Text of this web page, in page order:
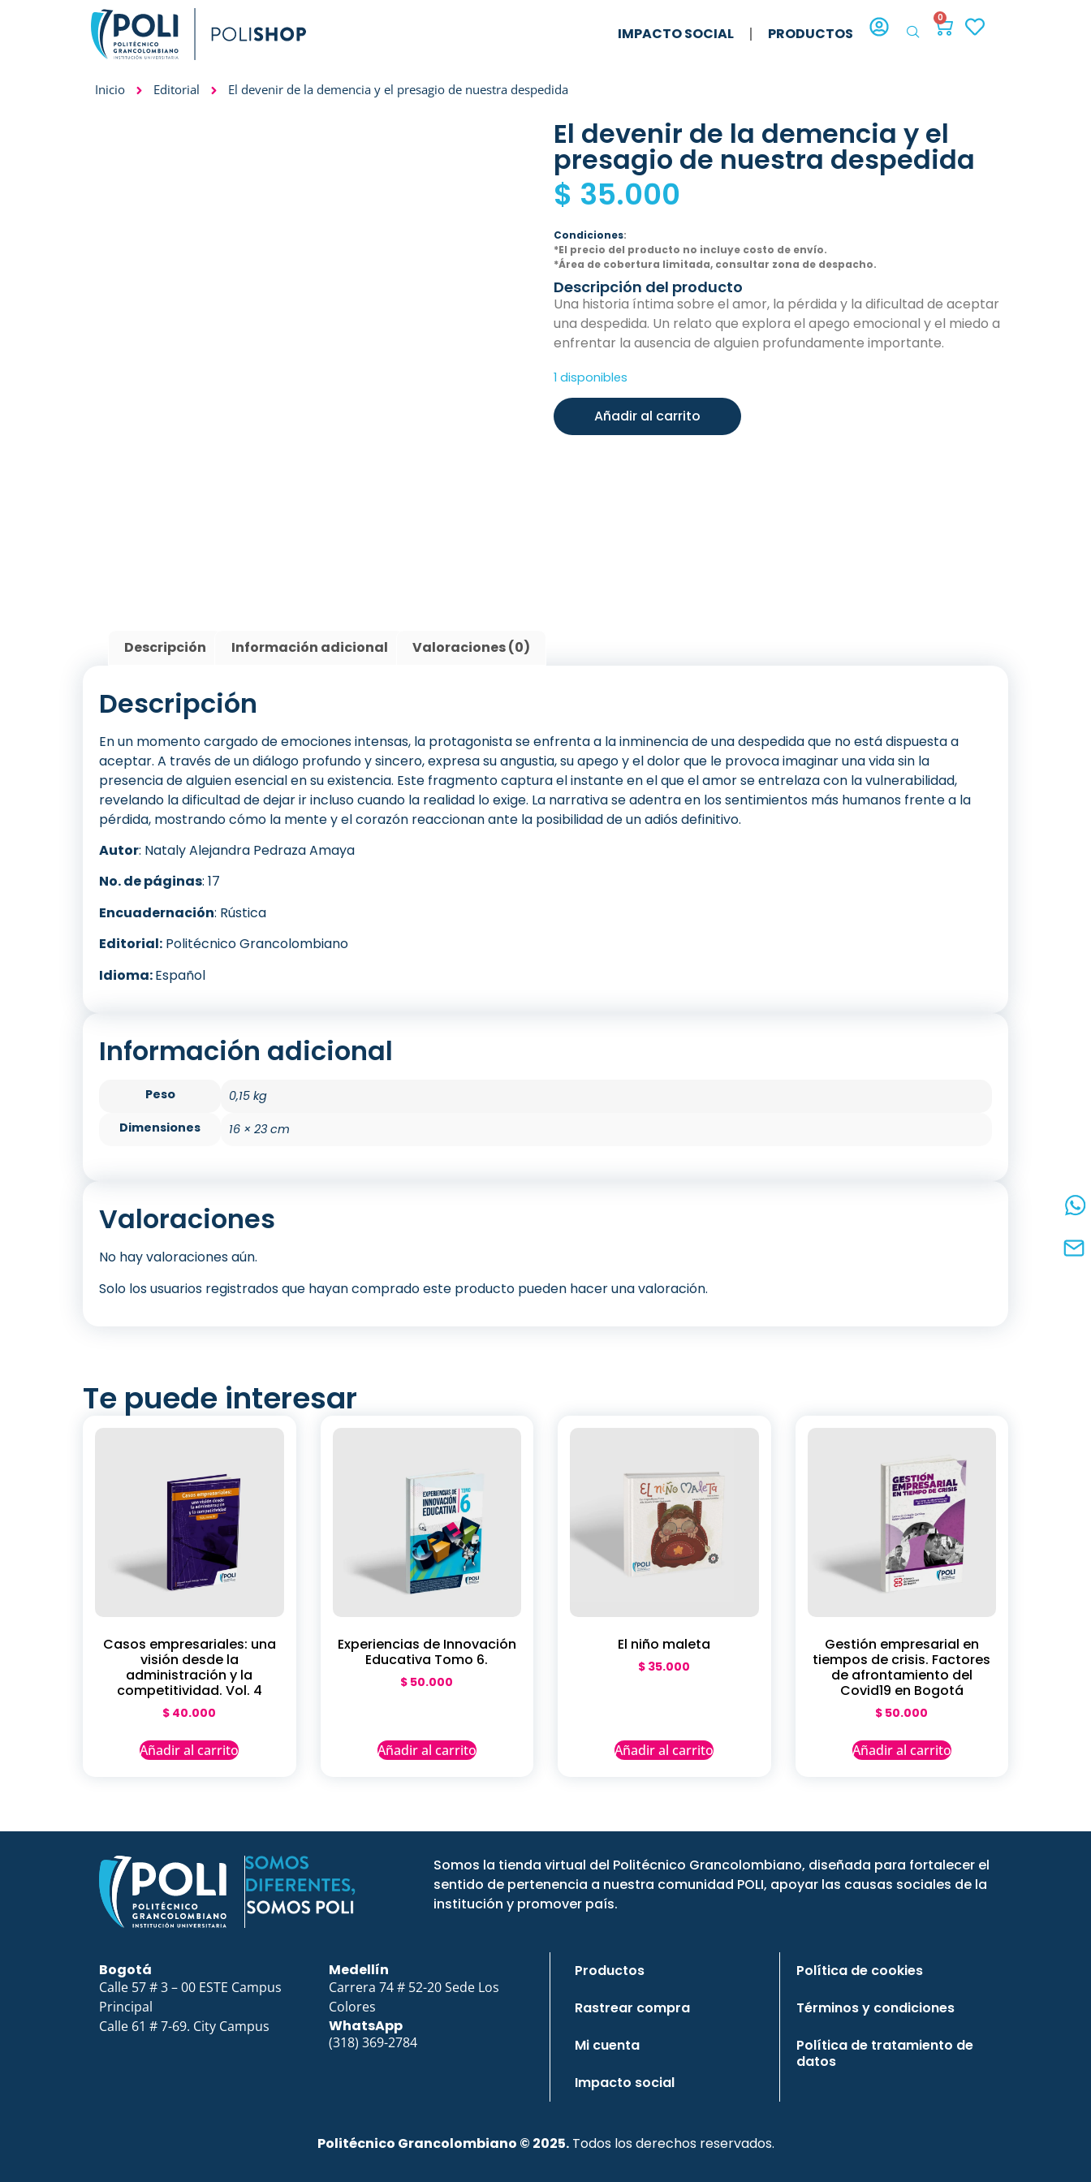
IMPACTO SOCIAL PRODUCTOS
0
Inicio Editorial El devenir de la demencia y el presagio de nuestra despedida
El devenir de la demencia y el
presagio de nuestra despedida
$ 35.000
Condiciones:
*El precio del producto no incluye costo de envío.
*Área de cobertura limitada, consultar zona de despacho.
Descripción del producto
Una historia íntima sobre el amor, la pérdida y la dificultad de aceptar
una despedida. Un relato que explora el apego emocional y el miedo a
enfrentar la ausencia de alguien profundamente importante.
1 disponibles
Añadir al carrito
Descripción Información adicional Valoraciones (0)
Descripción
En un momento cargado de emociones intensas, la protagonista se enfrenta a la inminencia de una despedida que no está dispuesta a
aceptar. A través de un diálogo profundo y sincero, expresa su angustia, su apego y el dolor que le provoca imaginar una vida sin la
presencia de alguien esencial en su existencia. Este fragmento captura el instante en el que el amor se entrelaza con la vulnerabilidad,
revelando la dificultad de dejar ir incluso cuando la realidad lo exige. La narrativa se adentra en los sentimientos más humanos frente a la
pérdida, mostrando cómo la mente y el corazón reaccionan ante la posibilidad de un adiós definitivo.
Autor: Nataly Alejandra Pedraza Amaya
No. de páginas: 17
Encuadernación: Rústica
Editorial: Politécnico Grancolombiano
Idioma:Español
Información adicional
Peso
0,15 kg
Dimensiones
16 × 23 cm
Valoraciones
No hay valoraciones aún.
Solo los usuarios registrados que hayan comprado este producto pueden hacer una valoración.
Te puede interesar
Casos empresariales: una
visión desde la
administración y la
competitividad. Vol. 4
$ 40.000
Añadir al carrito
Experiencias de Innovación
Educativa Tomo 6.
$ 50.000
Añadir al carrito
El niño maleta
$ 35.000
Añadir al carrito
Gestión empresarial en
tiempos de crisis. Factores
de afrontamiento del
Covid19 en Bogotá
$ 50.000
Añadir al carrito
Somos la tienda virtual del Politécnico Grancolombiano, diseñada para fortalecer el
sentido de pertenencia a nuestra comunidad POLI, apoyar las causas sociales de la
institución y promover país.
Bogotá
Calle 57 # 3 – 00 ESTE Campus
Principal
Calle 61 # 7-69. City Campus
Medellín
Carrera 74 # 52-20 Sede Los
Colores
WhatsApp
(318) 369-2784
Productos
Rastrear compra
Mi cuenta
Impacto social
Política de cookies
Términos y condiciones
Política de tratamiento de
datos
Politécnico Grancolombiano © 2025.Todos los derechos reservados.